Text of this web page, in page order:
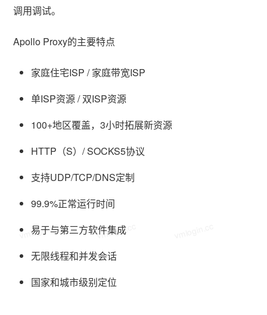
调用调试。
Apollo Proxy的主要特点
家庭住宅ISP / 家庭带宽ISP
单ISP资源 / 双ISP资源
100+地区覆盖，3小时拓展新资源
HTTP（S）/ SOCKS5协议
支持UDP/TCP/DNS定制
99.9%正常运行时间
易于与第三方软件集成
无限线程和并发会话
国家和城市级别定位
vmlogin.cc vmlogin.cc